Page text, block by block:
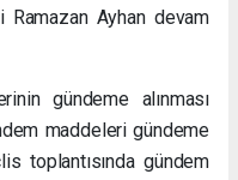
Ayhan devam
gündeme alınması
maddeleri gündeme
toplantısında gündem